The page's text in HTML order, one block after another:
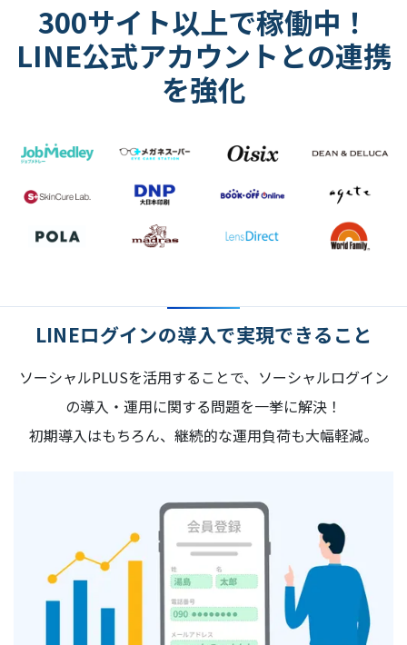
300サイト以上で稼働中！
LINE公式アカウントとの連携
を強化
LINEログインの導入で実現できること
ソーシャルPLUSを活用することで、ソーシャルログイン
の導入・運用に関する問題を一挙に解決！
初期導入はもちろん、継続的な運用負荷も大幅軽減。